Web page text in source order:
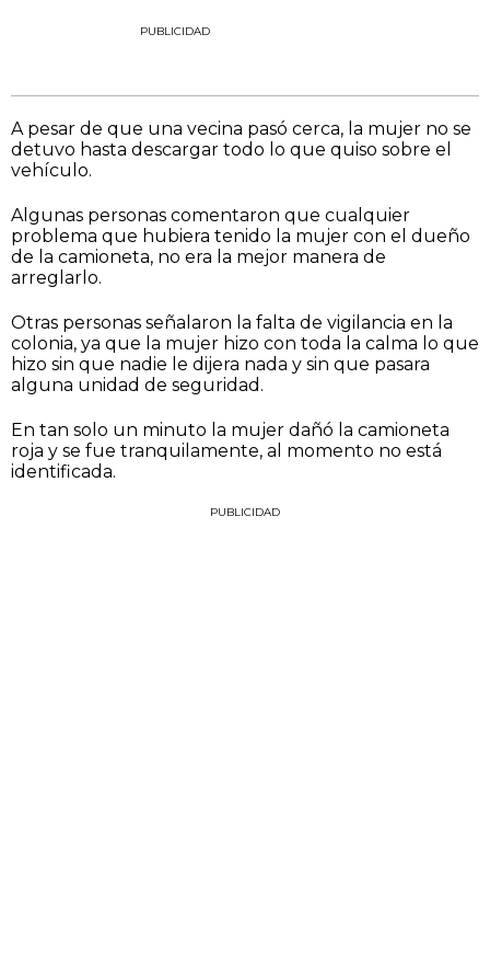
PUBLICIDAD
A pesar de que una vecina pasó cerca, la mujer no se
detuvo hasta descargar todo lo que quiso sobre el
vehículo.
Algunas personas comentaron que cualquier
problema que hubiera tenido la mujer con el dueño
de la camioneta, no era la mejor manera de
arreglarlo.
Otras personas señalaron la falta de vigilancia en la
colonia, ya que la mujer hizo con toda la calma lo que
hizo sin que nadie le dijera nada y sin que pasara
alguna unidad de seguridad.
En tan solo un minuto la mujer dañó la camioneta
roja y se fue tranquilamente, al momento no está
identificada.
PUBLICIDAD